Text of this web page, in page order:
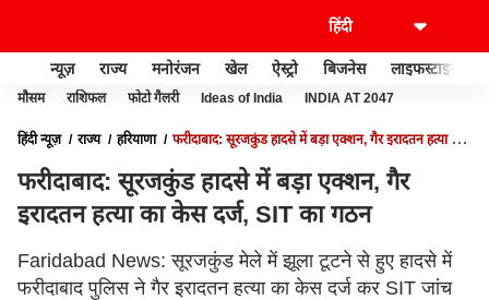
न्यूज़ राज्य मनोरंजन खेल ऐस्ट्रो बिजनेस लाइफस्टाइल
मौसम राशिफल फोटो गैलरी Ideas of India INDIA AT 2047
हिंदी न्यूज़ राज्य हरियाणा
फरीदाबाद: सूरजकुंड हादसे में बड़ा एक्शन, गैर इरादतन हत्या का
फरीदाबाद: सूरजकुंड हादसे में बड़ा एक्शन, गैर
इरादतन हत्या का केस दर्ज, SIT का गठन
Faridabad News: सूरजकुंड मेले में झूला टूटने से हुए हादसे में
फरीदाबाद पुलिस ने गैर इरादतन हत्या का केस दर्ज कर SIT जांच